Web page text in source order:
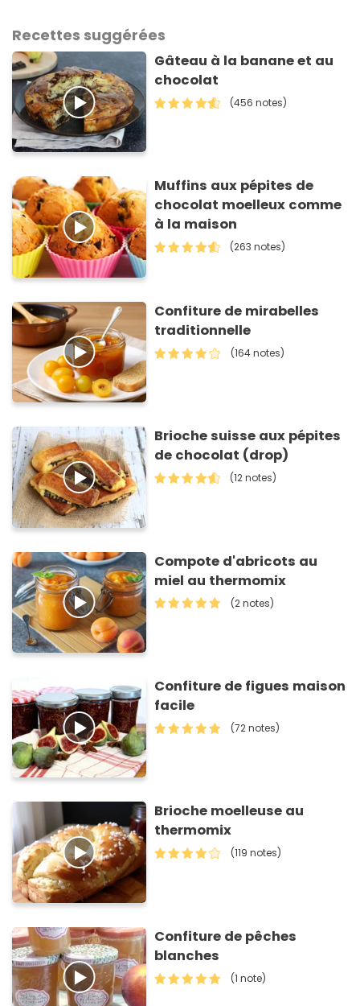
Recettes suggérées
Gâteau à la banane et au
chocolat
(456 notes)
Muffins aux pépites de
chocolat moelleux comme
à la maison
(263 notes)
Confiture de mirabelles
traditionnelle
(164 notes)
Brioche suisse aux pépites
de chocolat (drop)
(12 notes)
Compote d'abricots au
miel au thermomix
(2 notes)
Confiture de figues maison
facile
(72 notes)
Brioche moelleuse au
thermomix
(119 notes)
Confiture de pêches
blanches
(1 note)